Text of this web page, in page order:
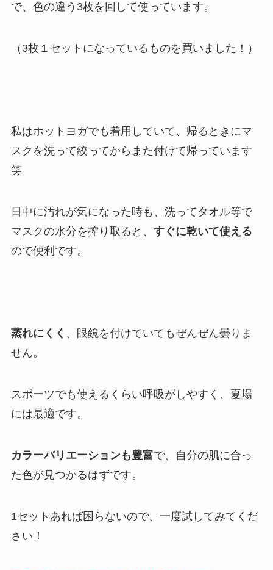
で、色の違う3枚を回して使っています。
（3枚１セットになっているものを買いました！）
私はホットヨガでも着用していて、帰るときにマ
スクを洗って絞ってからまた付けて帰っています
笑
日中に汚れが気になった時も、洗ってタオル等で
マスクの水分を搾り取ると、 すぐに乾いて使える
ので便利です。
蒸れにくく 、眼鏡を付けていてもぜんぜん曇りま
せん。
スポーツでも使えるくらい呼吸がしやすく、夏場
には最適です。
カラーバリエーションも豊富で、自分の肌に合っ
た色が見つかるはずです。
1セットあれば困らないので、一度試してみてくだ
さい！